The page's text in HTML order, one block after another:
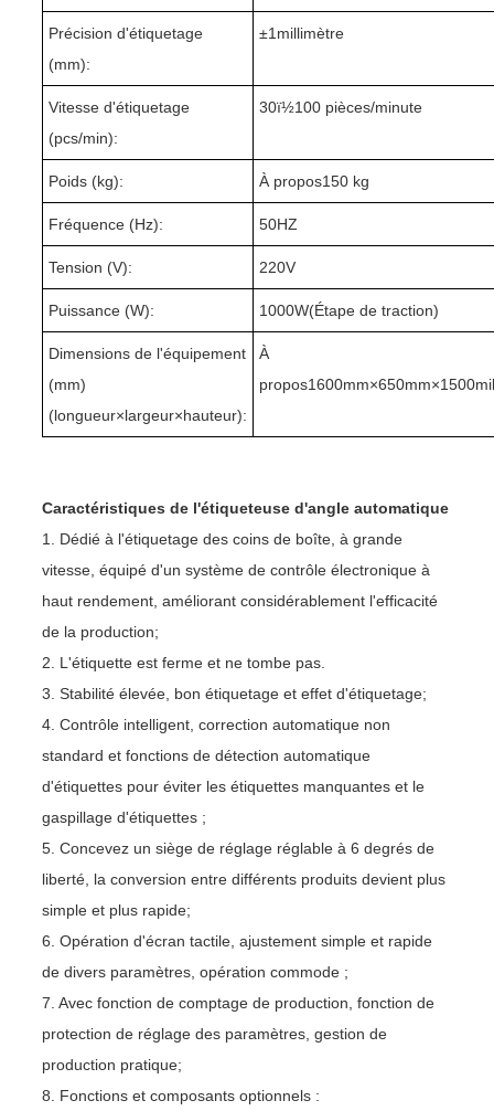
Précision d'étiquetage
(mm):
±1millimètre
Vitesse d'étiquetage
(pcs/min):
30ï½100 pièces/minute
Poids (kg): À propos150 kg
Fréquence (Hz): 50HZ
Tension (V): 220V
Puissance (W): 1000W(Étape de traction)
Dimensions de l'équipement
(mm)
(longueur×largeur×hauteur):
À
propos1600mm×650mm×150
Caractéristiques de l'étiqueteuse d'angle automatique
1. Dédié à l'étiquetage des coins de boîte, à grande
vitesse, équipé d'un système de contrôle électronique à
haut rendement, améliorant considérablement l'efficacité
de la production;
2. L'étiquette est ferme et ne tombe pas.
3. Stabilité élevée, bon étiquetage et effet d'étiquetage;
4. Contrôle intelligent, correction automatique non
standard et fonctions de détection automatique
d'étiquettes pour éviter les étiquettes manquantes et le
gaspillage d'étiquettes ;
5. Concevez un siège de réglage réglable à 6 degrés de
liberté, la conversion entre différents produits devient plus
simple et plus rapide;
6. Opération d'écran tactile, ajustement simple et rapide
de divers paramètres, opération commode ;
7. Avec fonction de comptage de production, fonction de
protection de réglage des paramètres, gestion de
production pratique;
8. Fonctions et composants optionnels :